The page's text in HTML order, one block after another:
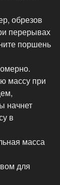
обрезов
перерывах
поршень
массу при
начнет
в
масса
для